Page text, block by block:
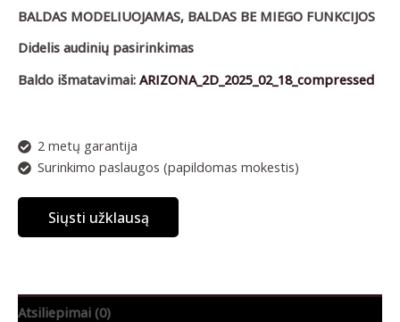
BALDAS MODELIUOJAMAS, BALDAS BE MIEGO FUNKCIJOS
Didelis audinių pasirinkimas
Baldo išmatavimai: ARIZONA_2D_2025_02_18_compressed
2 metų garantija
Surinkimo paslaugos (papildomas mokestis)
Siųsti užklausą
Atsiliepimai (0)